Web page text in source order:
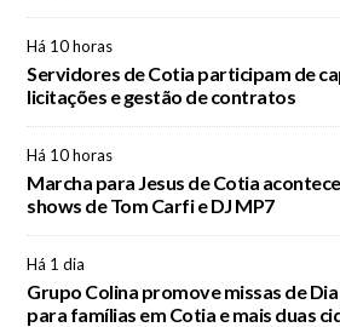
Há 10 horas
Servidores de Cotia participam de
licitações e gestão de contratos
Há 10 horas
Marcha para Jesus de Cotia
shows de Tom Carfi e DJ MP7
Há 1 dia
Grupo Colina promove missas de
para famílias em Cotia e mais duas